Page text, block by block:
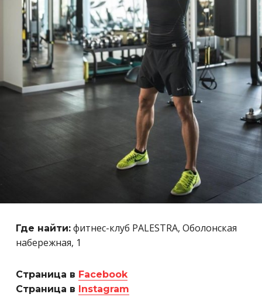
Где найти: фитнес-клуб PALESTRA, Оболонская
набережная, 1
Страница в Facebook
Страница в Instagram